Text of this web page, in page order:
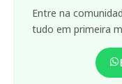
Entre na
tudo em primeira